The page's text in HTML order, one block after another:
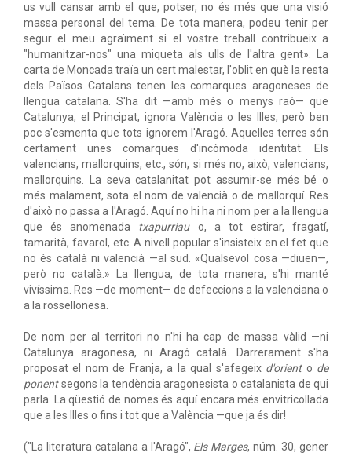
us vull cansar amb el que, potser, no és més que una visió
massa personal del tema. De tota manera, podeu tenir per
segur el meu agraïment si el vostre treball contribueix a
"humanitzar-nos" una miqueta als ulls de l'altra gent». La
carta de Moncada traïa un cert malestar, l'oblit en què la resta
dels Països Catalans tenen les comarques aragoneses de
llengua catalana. S'ha dit —amb més o menys raó— que
Catalunya, el Principat, ignora València o les Illes, però ben
poc s'esmenta que tots ignorem l'Aragó. Aquelles terres són
certament unes comarques d'incòmoda identitat. Els
valencians, mallorquins, etc., són, si més no, això, valencians,
mallorquins. La seva catalanitat pot assumir-se més bé o
més malament, sota el nom de valencià o de mallorquí. Res
d'això no passa a l'Aragó. Aquí no hi ha ni nom per a la llengua
que és anomenada txapurriauo, a tot estirar, fragatí,
tamarità, favarol, etc. A nivell popular s'insisteix en el fet que
no és català ni valencià —al sud. «Qualsevol cosa —diuen—,
però no català.» La llengua, de tota manera, s'hi manté
vivíssima. Res —de moment— de defeccions a la valenciana o
a la rossellonesa.
De nom per al territori no n'hi ha cap de massa vàlid —ni
Catalunya aragonesa, ni Aragó català. Darrerament s'ha
proposat el nom de Franja, a la qual s'afegeix d'oriento de
ponentsegons la tendència aragonesista o catalanista de qui
parla. La qüestió de nomes és aquí encara més envitricollada
que a les Illes o fins i tot que a València —que ja és dir!
("La literatura catalana a l'Aragó", Els Marges, núm. 30, gener